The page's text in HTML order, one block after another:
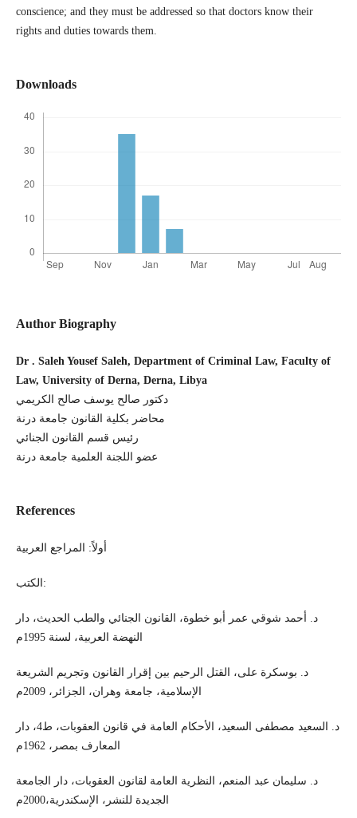
conscience; and they must be addressed so that doctors know their
rights and duties towards them.
Downloads
Author Biography
Dr . Saleh Yousef Saleh, Department of Criminal Law, Faculty of
Law, University of Derna, Derna, Libya
دكتور صالح يوسف صالح الكريمي
محاضر بكلية القانون جامعة درنة
رئيس قسم القانون الجنائي
عضو اللجنة العلمية جامعة درنة
References
أولاً: المراجع العربية
الكتب:
د. أحمد شوقي عمر أبو خطوة، القانون الجنائي والطب الحديث، دار
النهضة العربية، لسنة 1995م
د. بوسكرة على، القتل الرحيم بين إقرار القانون وتجريم الشريعة
الإسلامية، جامعة وهران، الجزائر، 2009م
د. السعيد مصطفى السعيد، الأحكام العامة في قانون العقوبات، ط4، دار
المعارف بمصر، 1962م
د. سليمان عبد المنعم، النظرية العامة لقانون العقوبات، دار الجامعة
الجديدة للنشر، الإسكندرية،2000م